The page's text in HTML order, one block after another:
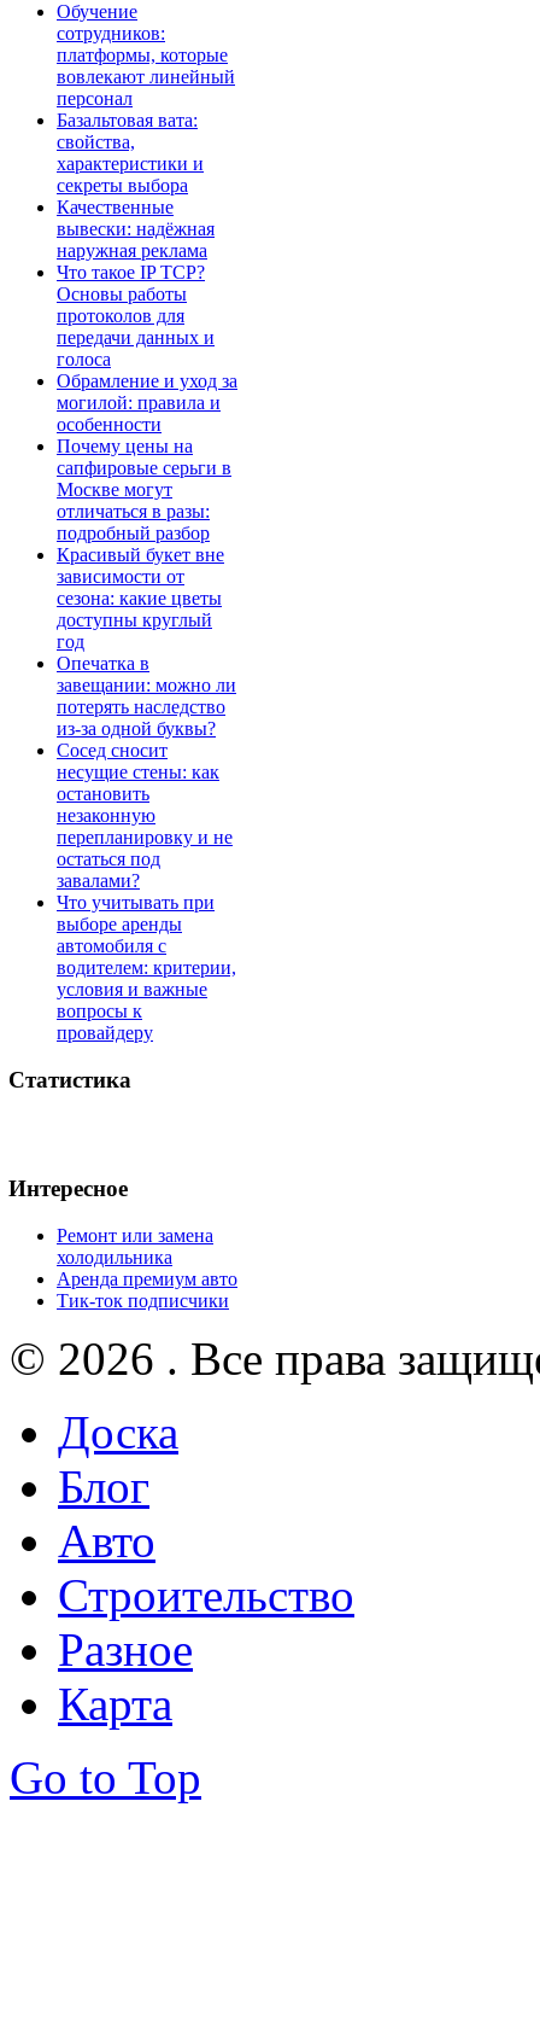
Обучение
сотрудников:
платформы, которые
вовлекают линейный
персонал
Базальтовая вата:
свойства,
характеристики и
секреты выбора
Качественные
вывески: надёжная
наружная реклама
Что такое IP TCP?
Основы работы
протоколов для
передачи данных и
голоса
Обрамление и уход за
могилой: правила и
особенности
Почему цены на
сапфировые серьги в
Москве могут
отличаться в разы:
подробный разбор
Красивый букет вне
зависимости от
сезона: какие цветы
доступны круглый
год
Опечатка в
завещании: можно ли
потерять наследство
из-за одной буквы?
Сосед сносит
несущие стены: как
остановить
незаконную
перепланировку и не
остаться под
завалами?
Что учитывать при
выборе аренды
автомобиля с
водителем: критерии,
условия и важные
вопросы к
провайдеру
Статистика
Интересное
Ремонт или замена
холодильника
Аренда премиум авто
Тик-ток подписчики
© 2026 . Все права
Доска
Блог
Авто
Строительство
Разное
Карта
Go to Top